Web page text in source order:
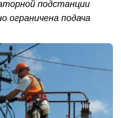
подстанции
ограничена подача